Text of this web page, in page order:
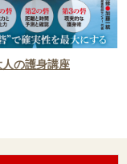
の護身講座